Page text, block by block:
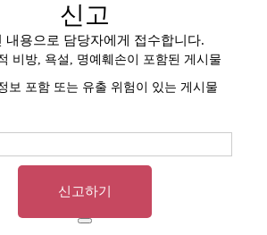
신고
내용으로 담당자에게 접수합니다.
비방, 욕설, 명예훼손이 포함된 게시물
보 포함 또는 유출 위험이 있는 게시물
신고하기